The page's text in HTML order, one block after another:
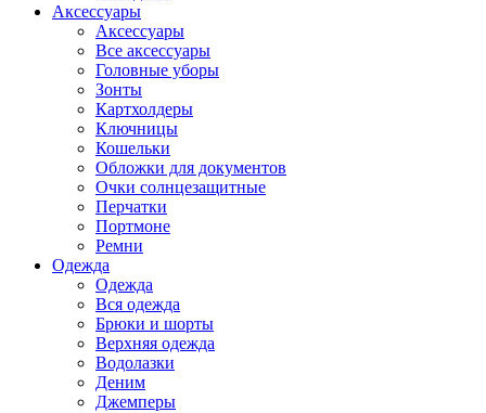
Аксессуары
Аксессуары
Все аксессуары
Головные уборы
Зонты
Картхолдеры
Ключницы
Кошельки
Обложки для документов
Очки солнцезащитные
Перчатки
Портмоне
Ремни
Одежда
Одежда
Вся одежда
Брюки и шорты
Верхняя одежда
Водолазки
Деним
Джемперы